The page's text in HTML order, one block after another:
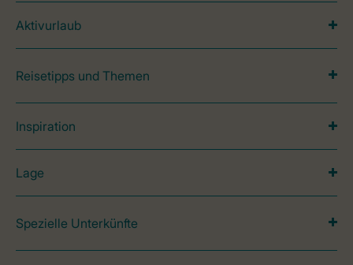
Aktivurlaub
Reisetipps und Themen
Inspiration
Lage
Spezielle Unterkünfte